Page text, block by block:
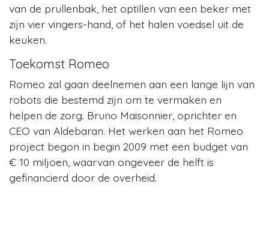
van de prullenbak, het optillen van een beker met
zijn vier vingers-hand, of het halen voedsel uit de
keuken.
Toekomst Romeo
Romeo zal gaan deelnemen aan een lange lijn van
robots die bestemd zijn om te vermaken en
helpen de zorg. Bruno Maisonnier, oprichter en
CEO van Aldebaran. Het werken aan het Romeo
project begon in begin 2009 met een budget van
€ 10 miljoen, waarvan ongeveer de helft is
gefinancierd door de overheid.